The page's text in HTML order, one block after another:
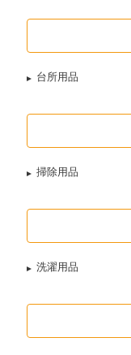
台所用品
掃除用品
洗濯用品